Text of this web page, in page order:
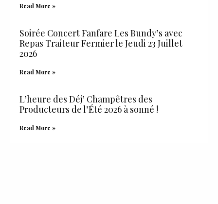
Read More »
Soirée Concert Fanfare Les Bundy’s avec
Repas Traiteur Fermier le Jeudi 23 Juillet
2026
Read More »
L’heure des Déj’ Champêtres des
Producteurs de l’Été 2026 à sonné !
Read More »